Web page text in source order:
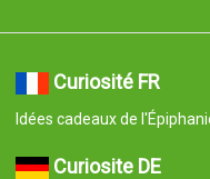
Curiosité FR
Idées cadeaux de
Curiosite DE